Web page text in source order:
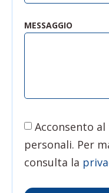
MESSAGGIO
Acconsento
personali. Per
consulta la